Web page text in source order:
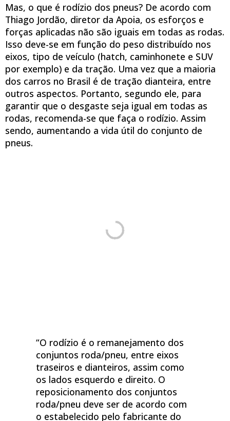
Mas, o que é rodízio dos pneus? De acordo com
Thiago Jordão, diretor da Apoia, os esforços e
forças aplicadas não são iguais em todas as rodas.
Isso deve-se em função do peso distribuído nos
eixos, tipo de veículo (hatch, caminhonete e SUV
por exemplo) e da tração. Uma vez que a maioria
dos carros no Brasil é de tração dianteira, entre
outros aspectos. Portanto, segundo ele, para
garantir que o desgaste seja igual em todas as
rodas, recomenda-se que faça o rodízio. Assim
sendo, aumentando a vida útil do conjunto de
pneus.
“O rodízio é o remanejamento dos
conjuntos roda/pneu, entre eixos
traseiros e dianteiros, assim como
os lados esquerdo e direito. O
reposicionamento dos conjuntos
roda/pneu deve ser de acordo com
o estabelecido pelo fabricante do